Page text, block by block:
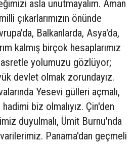
asla unutmayalım. Aman
çıkarlarımızın önünde
Balkanlarda, Asya'da,
kalmış birçok hesaplarımız
yolumuzu gözlüyor;
devlet olmak zorundayız.
Yesevi gülleri açmalı,
biz olmalıyız. Çin'den
duyulmalı, Ümit Burnu'nda
Panama'dan geçmeli